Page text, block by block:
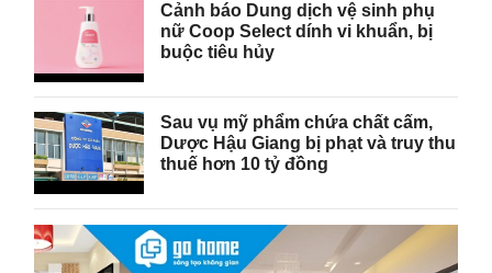
Cảnh báo Dung dịch vệ sinh phụ
nữ Coop Select dính vi khuẩn, bị
buộc tiêu hủy
Sau vụ mỹ phẩm chứa chất cấm,
Dược Hậu Giang bị phạt và truy thu
thuế hơn 10 tỷ đồng